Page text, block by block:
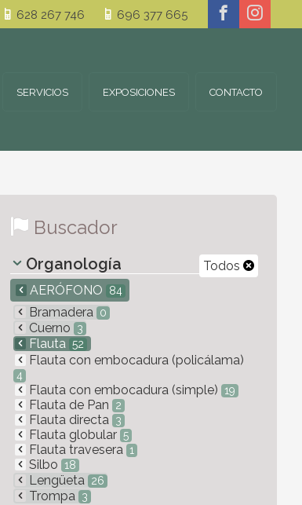
628 267 746 696 377 665
SERVICIOS EXPOSICIONES CONTACTO
Buscador
Todos
Organología
AERÓFONO 84
Bramadera 0
Cuerno 3
Flauta 52
Flauta con embocadura (policálama)
4
Flauta con embocadura (simple) 19
Flauta de Pan 2
Flauta directa 3
Flauta globular 5
Flauta travesera 1
Silbo 18
Lengüeta 26
Trompa 3